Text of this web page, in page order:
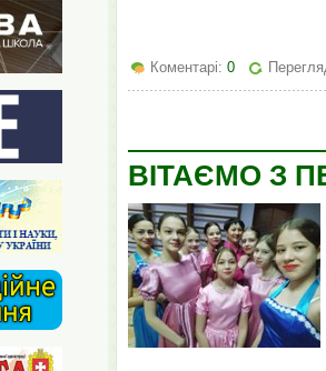
Коментарі: 0
ВІТАЄМО З